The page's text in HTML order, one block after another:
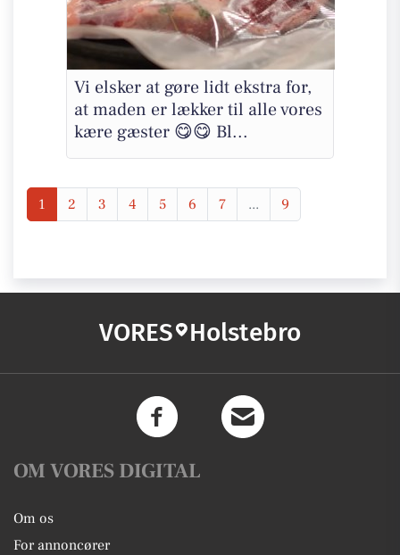
Vi elsker at gøre lidt ekstra for,
at maden er lækker til alle vores
kære gæster 😋😋 Bl...
1 2 3 4 5 6 7 ... 9
VORES Holstebro
OM VORES DIGITAL
Om os
For annoncører